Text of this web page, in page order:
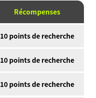
Récompenses
10 points de recherche
10 points de recherche
10 points de recherche